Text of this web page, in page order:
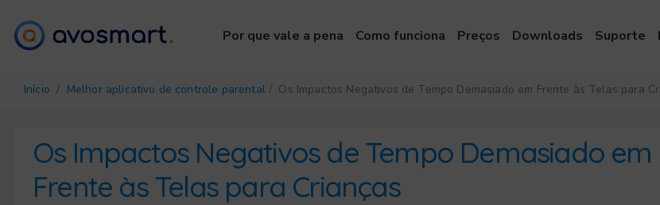
Por que vale a pena Como funciona Preços Downloads Suporte
Início / Melhor aplicativo de controle parental/ Os Impactos Negativos de Tempo Demasiado em Frente às Telas para
Os Impactos Negativos de Tempo Demasiado em
Frente às Telas para Crianças